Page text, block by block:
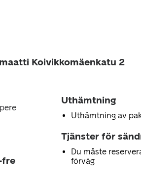
Koivikkomäenkatu 2
Uthämtning
Uthämtning av
Tjänster för
Du måste
förväg